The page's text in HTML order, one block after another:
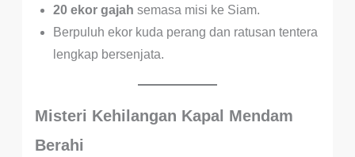
20 ekor gajah semasa misi ke Siam.
Berpuluh ekor kuda perang dan ratusan tentera
lengkap bersenjata.
Misteri Kehilangan Kapal Mendam
Berahi